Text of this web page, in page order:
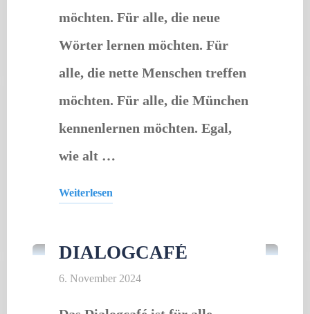
möchten. Für alle, die neue
Wörter lernen möchten. Für
alle, die nette Menschen treffen
möchten. Für alle, die München
kennenlernen möchten. Egal,
wie alt …
Weiterlesen
DIALOGCAFÉ
6. November 2024